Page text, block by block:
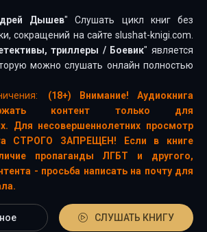
Дышев" Слушать цикл книг без
сокращений на сайте slushat-knigi.com.
триллеры / Боевик" является
можно слушать онлайн полностью
(18+) Внимание! Аудиокнига
контент только для
Для несовершеннолетних просмотр
СТРОГО ЗАПРЕЩЕН! Если в книге
пропаганды ЛГБТ и другого,
- просьба написать на почту для
СЛУШАТЬ КНИГУ